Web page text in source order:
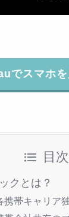
でスマホを
目次
クとは？
携帯キャリア